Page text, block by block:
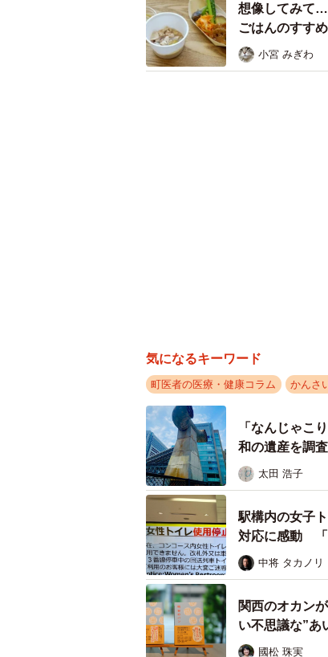
想像してみて
ごはんのすすめ
小宮 みぎわ
気になるキーワード
町医者の医療・健康コラム かんさ
「なんじゃこ
和の遺産を調
太田 浩子
駅構内の女子
対応に感動 「
中将 タカノリ
関西のオカン
い不思議な”あ
國松 珠実